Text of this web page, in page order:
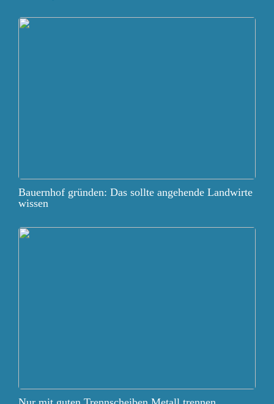
Bauernhof gründen: Das sollte angehende Landwirte
wissen